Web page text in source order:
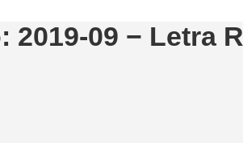
2019-09 − Letra R